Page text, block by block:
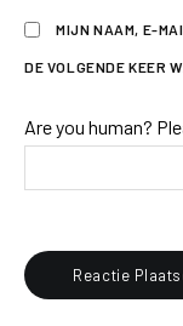
MIJN NAAM, E-
DE VOLGENDE KEER
Are you human?